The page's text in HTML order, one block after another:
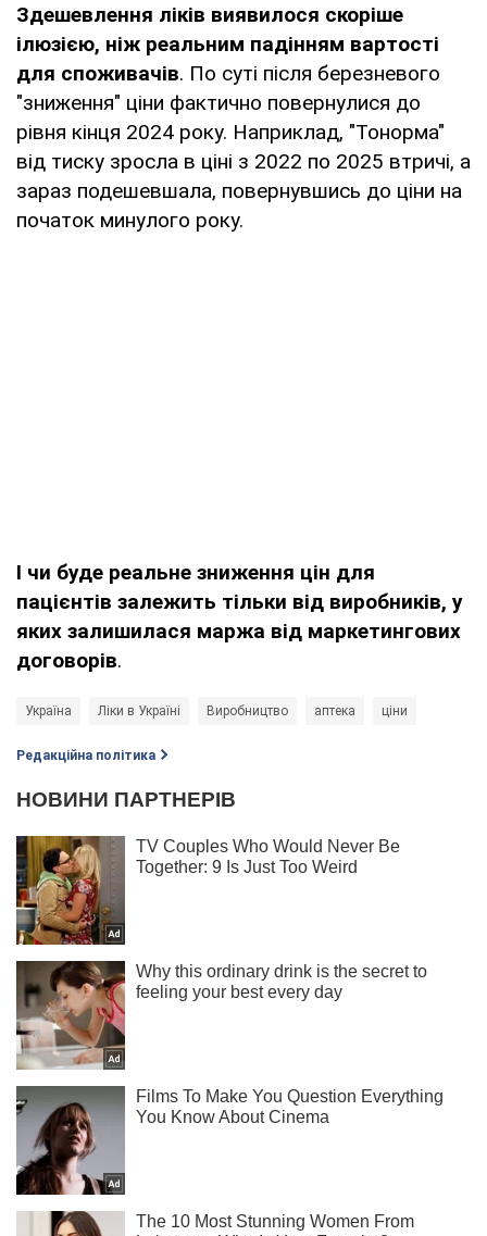
Здешевлення ліків виявилося скоріше
ілюзією, ніж реальним падінням вартості
для споживачів. По суті після березневого
"зниження" ціни фактично повернулися до
рівня кінця 2024 року. Наприклад, "Тонорма"
від тиску зросла в ціні з 2022 по 2025 втричі, а
зараз подешевшала, повернувшись до ціни на
початок минулого року.
І чи буде реальне зниження цін для
пацієнтів залежить тільки від виробників, у
яких залишилася маржа від маркетингових
договорів.
Україна Ліки в Україні Виробництво аптека ціни
Редакційна політика